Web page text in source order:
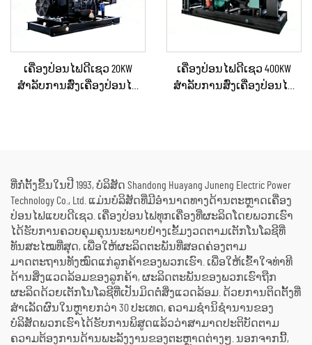
ເຄື່ອງປ່ອນໄຟດີເຊວ 20KW
ສຳລັບການສົ່ງເຄື່ອງປ່ອນໄຟ
ເຄື່ອງປ່ອນໄຟດີເຊວ 400KW
ສຳລັບການສົ່ງເຄື່ອງປ່ອນໄຟ
ທີ່ກໍ່ຕັ້ງຂຶ້ນໃນປີ 1993, ບໍລິສັດ Shandong Huayang Juneng Electric Power
Technology Co., Ltd. ແມ່ນບໍລິສັດທີ່ມີອຳນາດທາງດ້ານຕະຫຼາດເຄື່ອງ
ປ່ອນໄຟແບບດີເຊວ. ເຄື່ອງປ່ອນໄຟທຸກເຄື່ອງທີ່ຜະລິດໂດຍພວກເຮົາ
ໄດ້ຮັບການຄວບຄຸມຄຸນນະພາບຢ່າງເຂັ້ມງວດຕາມເຕັກໂນໂລຊີທີ່
ທັນສະໄໝທີ່ສຸດ, ເພື່ອໃຫ້ຜະລິດຕະພັນທີ່ສອດຄ່ອງຕາມ
ມາດຕະຖານທັງໝົດແກ່ລູກຄ້າຂອງພວກເຮົາ. ເພື່ອໃຫ້ເຂົ້າໃຈທ່າທີ
ດ້ານສິ່ງແວດລ້ອມຂອງລູກຄ້າ, ຜະລິດຕະພັນຂອງພວກເຮົາຖືກ
ຜະລິດດ້ວຍເຕັກໂນໂລຊີທີ່ເປັນມິດຕໍ່ສິ່ງແວດລ້ອມ. ດ້ວຍການຕິດຕັ້ງທີ່
ສຳເລັດຜົນໃນຫຼາຍກວ່າ 30 ປະເທດ, ຄວາມຊຳນິຊຳນານຂອງ
ບໍລິສັດພວກເຮົາໄດ້ຮັບການພິສູດແລ້ວວ່າສາມາດປະຕິບັດຕາມ
ຄວາມຕ້ອງການດ້ານພະລັງງານຂອງຕະຫຼາດຕ່າງໆ. ນອກຈາກນີ້,